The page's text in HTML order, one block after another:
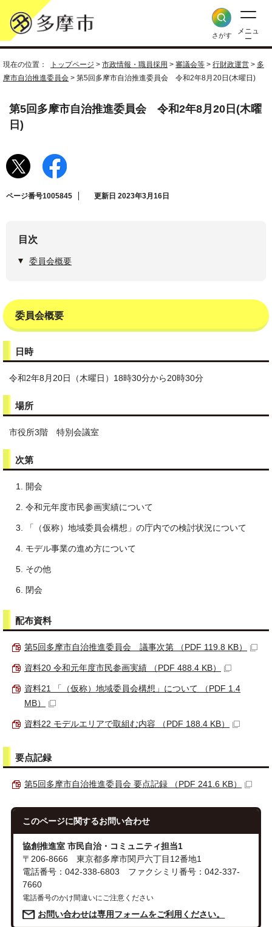
さがす
メニュ
ー
現在の位置： トップページ > 市政情報・職員採用 > 審議会等 > 行財政運営 > 多
摩市自治推進委員会 > 第5回多摩市自治推進委員会 令和2年8月20日(木曜日)
第5回多摩市自治推進委員会 令和2年8月20日(木曜
日)
ページ番号1005845 更新日 2023年3月16日
目次
委員会概要
委員会概要
日時
令和2年8月20日（木曜日）18時30分から20時30分
場所
市役所3階 特別会議室
次第
開会
令和元年度市民参画実績について
「（仮称）地域委員会構想」の庁内での検討状況について
モデル事業の進め方について
その他
閉会
配布資料
第5回多摩市自治推進委員会 議事次第 （PDF 119.8 KB）
資料20 令和元年度市民参画実績 （PDF 488.4 KB）
資料21 「（仮称）地域委員会構想」について （PDF 1.4
MB）
資料22 モデルエリアで取組む内容 （PDF 188.4 KB）
要点記録
第5回多摩市自治推進委員会 要点記録 （PDF 241.6 KB）
このページに関するお問い合わせ
協創推進室 市民自治・コミュニティ担当1
〒206-8666 東京都多摩市関戸六丁目12番地1
電話番号：042-338-6803 ファクシミリ番号：042-337-
7660
電話番号のかけ間違いにご注意ください
お問い合わせは専用フォームをご利用ください。